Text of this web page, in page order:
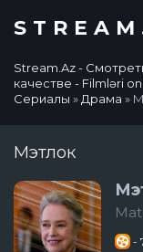
Stream.Az -
качестве - Filmləri
Сериалы » Драма »
Мэтлок
-